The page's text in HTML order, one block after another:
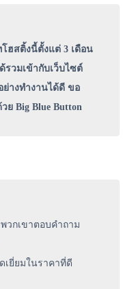
ฮสติ้งนี้ตั้งแต่ 3 เดือน
วมเข้ากับเว็บไซต์
างทำงานได้ดี ขอ
Big Blue Button
วกเขาตอบคำถาม
เยี่ยมในราคาที่ดี